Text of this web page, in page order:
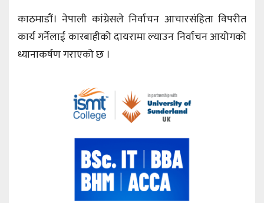
काठमाडौं। नेपाली कांग्रेसले निर्वाचन आचारसंहिता विपरीत
कार्य गर्नेलाई कारबाहीको दायरामा ल्याउन निर्वाचन आयोगको
ध्यानाकर्षण गराएको छ ।